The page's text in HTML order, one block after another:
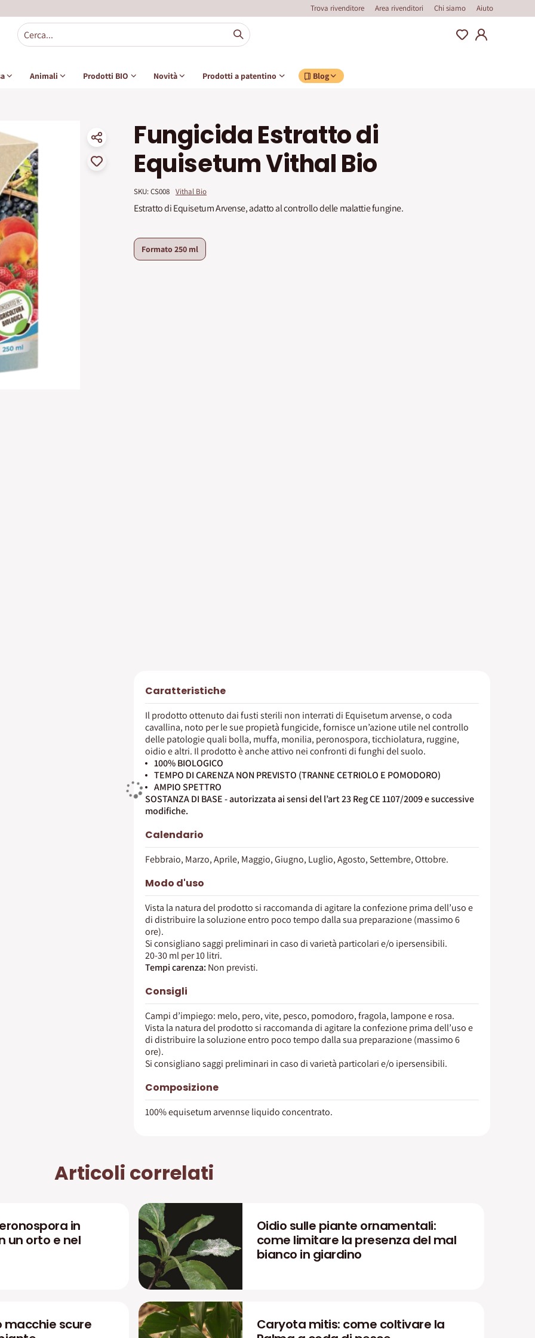
Trova rivenditore Area rivenditori Chi siamo Aiuto
Animali Prodotti BIO Novità Prodotti a patentino Blog
Fungicida Estratto di
Equisetum Vithal Bio
SKU: CS008 Vithal Bio
Estratto di Equisetum Arvense, adatto al controllo delle malattie fungine.
Formato250 ml
Caratteristiche
Il prodotto ottenuto dai fusti sterili non interrati di Equisetum arvense, o coda
cavallina, noto per le sue propietà fungicide, fornisce un’azione utile nel controllo
delle patologie quali bolla, muffa, monilia, peronospora, ticchiolatura, ruggine,
oidio e altri. Il prodotto è anche attivo nei confronti di funghi del suolo.
100% BIOLOGICO
TEMPO DI CARENZA NON PREVISTO (TRANNE CETRIOLO E POMODORO)
AMPIO SPETTRO
SOSTANZA DI BASE - autorizzata ai sensi del l’art 23 Reg CE 1107/2009 e successive
modiﬁche.
Calendario
Febbraio, Marzo, Aprile, Maggio, Giugno, Luglio, Agosto, Settembre, Ottobre.
Modo d'uso
Vista la natura del prodotto si raccomanda di agitare la confezione prima dell’uso e
di distribuire la soluzione entro poco tempo dalla sua preparazione (massimo 6
ore).
Si consigliano saggi preliminari in caso di varietà particolari e/o ipersensibili.
20-30 ml per 10 litri.
Tempi carenza: Non previsti.
Consigli
Campi d’impiego: melo, pero, vite, pesco, pomodoro, fragola, lampone e rosa.
Vista la natura del prodotto si raccomanda di agitare la confezione prima dell’uso e
di distribuire la soluzione entro poco tempo dalla sua preparazione (massimo 6
ore).
Si consigliano saggi preliminari in caso di varietà particolari e/o ipersensibili.
Composizione
100% equisetum arvennse liquido concentrato.
Articoli correlati
in
un orto e nel
Oidio sulle piante ornamentali:
come limitare la presenza del mal
bianco in giardino
macchie scure
Caryota mitis: come coltivare la